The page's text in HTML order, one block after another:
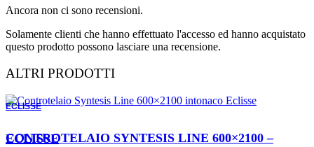
Ancora non ci sono recensioni.
Solamente clienti che hanno effettuato l'accesso ed hanno acquistato
questo prodotto possono lasciare una recensione.
ALTRI PRODOTTI
ECLISSE
ORDINABILE
CONTROTELAIO SYNTESIS LINE 600×2100 – ECLISSE